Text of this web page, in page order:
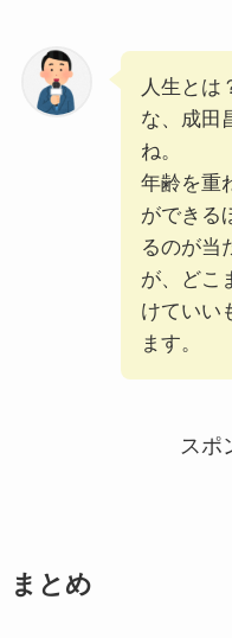
人生とは
な、成田
ね。
年齢を重
ができる
るのが当
が、どこ
けていい
ます。
スポ
まとめ